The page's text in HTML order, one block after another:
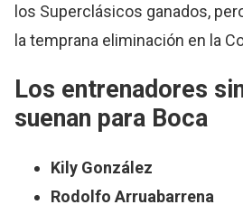
los Superclásicos ganados,
la temprana eliminación en la
Los entrenadores
suenan para Boca
Kily González
Rodolfo Arruabarrena